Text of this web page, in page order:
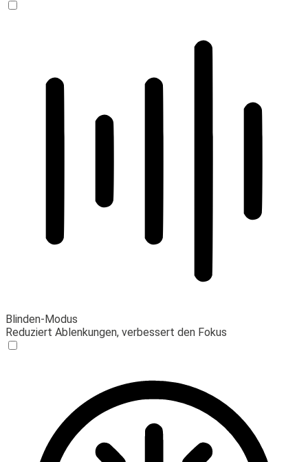
Blinden-Modus
Reduziert Ablenkungen, verbessert den Fokus